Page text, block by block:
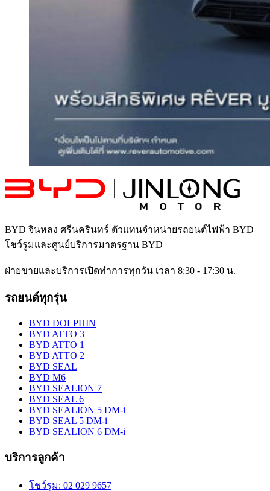
BYD จินหลง ศรีนครินทร์ ตัวแทนจำหน่ายรถยนต์ไฟฟ้า BYD
โชว์รูมและศูนย์บริการมาตรฐาน BYD
ฝ่ายขายและบริการเปิดทำการทุกวัน เวลา 8:30 - 17:30 น.
รถยนต์ทุกรุ่น
BYD DOLPHIN
BYD ATTO 3
BYD ATTO 1
BYD ATTO 2
BYD SEAL
BYD M6
BYD SEALION 7
BYD SEAL 6
BYD SEALION 5 DM-i
BYD SEAL 5 DM-i
BYD SEALION 6 DM-i
บริการลูกค้า
โชว์รูม: 02 029 9657